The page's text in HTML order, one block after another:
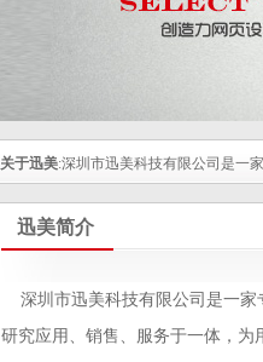
关于迅美:深圳市迅美科技有限公司是一
迅美简介
深圳市迅美科技有限公司是一家
研究应用、销售、服务于一体，为